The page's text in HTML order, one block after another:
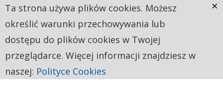
Ta strona używa plików cookies. Możesz
określić warunki przechowywania lub
dostępu do plików cookies w Twojej
przeglądarce. Więcej informacji znajdziesz w
naszej: Polityce Cookies
×